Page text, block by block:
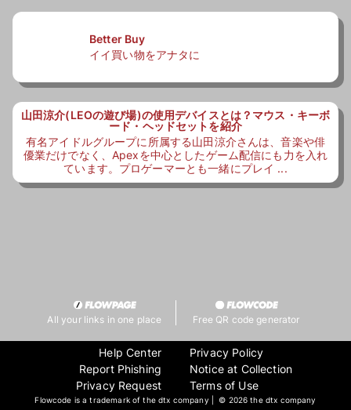
Better Buy
イイ買い物をアナタに
山田涼介(LEOの遊び場)の使用デバイスとは？マウス・キーボ
ード・ヘッドセットを紹介
有名アイドルグループに所属する山田涼介さんは、音楽や俳
優業だけでなく、Apexを中心としたゲーム配信にも力を入れ
ています。プロゲーマーとも一緒にプレイ ...
All your links in one place Free QR code generator
Help Center
Report Phishing
Privacy Request
Privacy Policy
Notice at Collection
Terms of Use
Flowcode is a trademark of the dtx company | © 2026 the dtx company